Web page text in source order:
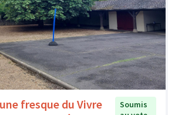
fresque du Vivre
Soumis